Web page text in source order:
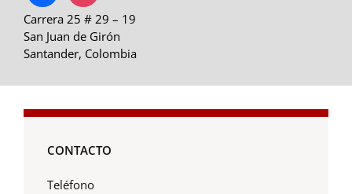
Carrera 25 # 29 – 19
San Juan de Girón
Santander, Colombia
CONTACTO
Teléfono